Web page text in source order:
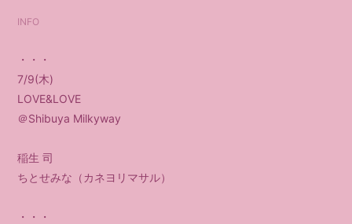
会員登録
INFO
・・・
7/9(木)
LOVE&LOVE
＠Shibuya Milkyway
稲生 司
ちとせみな（カネヨリマサル）
・・・